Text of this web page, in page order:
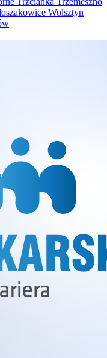
Wolsztyn